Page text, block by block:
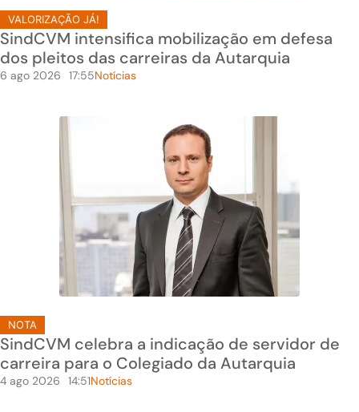
VALORIZAÇÃO JÁ!
SindCVM intensifica mobilização em defesa
dos pleitos das carreiras da Autarquia
6 ago 2026 17:55Notícias
NOTA
SindCVM celebra a indicação de servidor de
carreira para o Colegiado da Autarquia
4 ago 2026 14:51Notícias